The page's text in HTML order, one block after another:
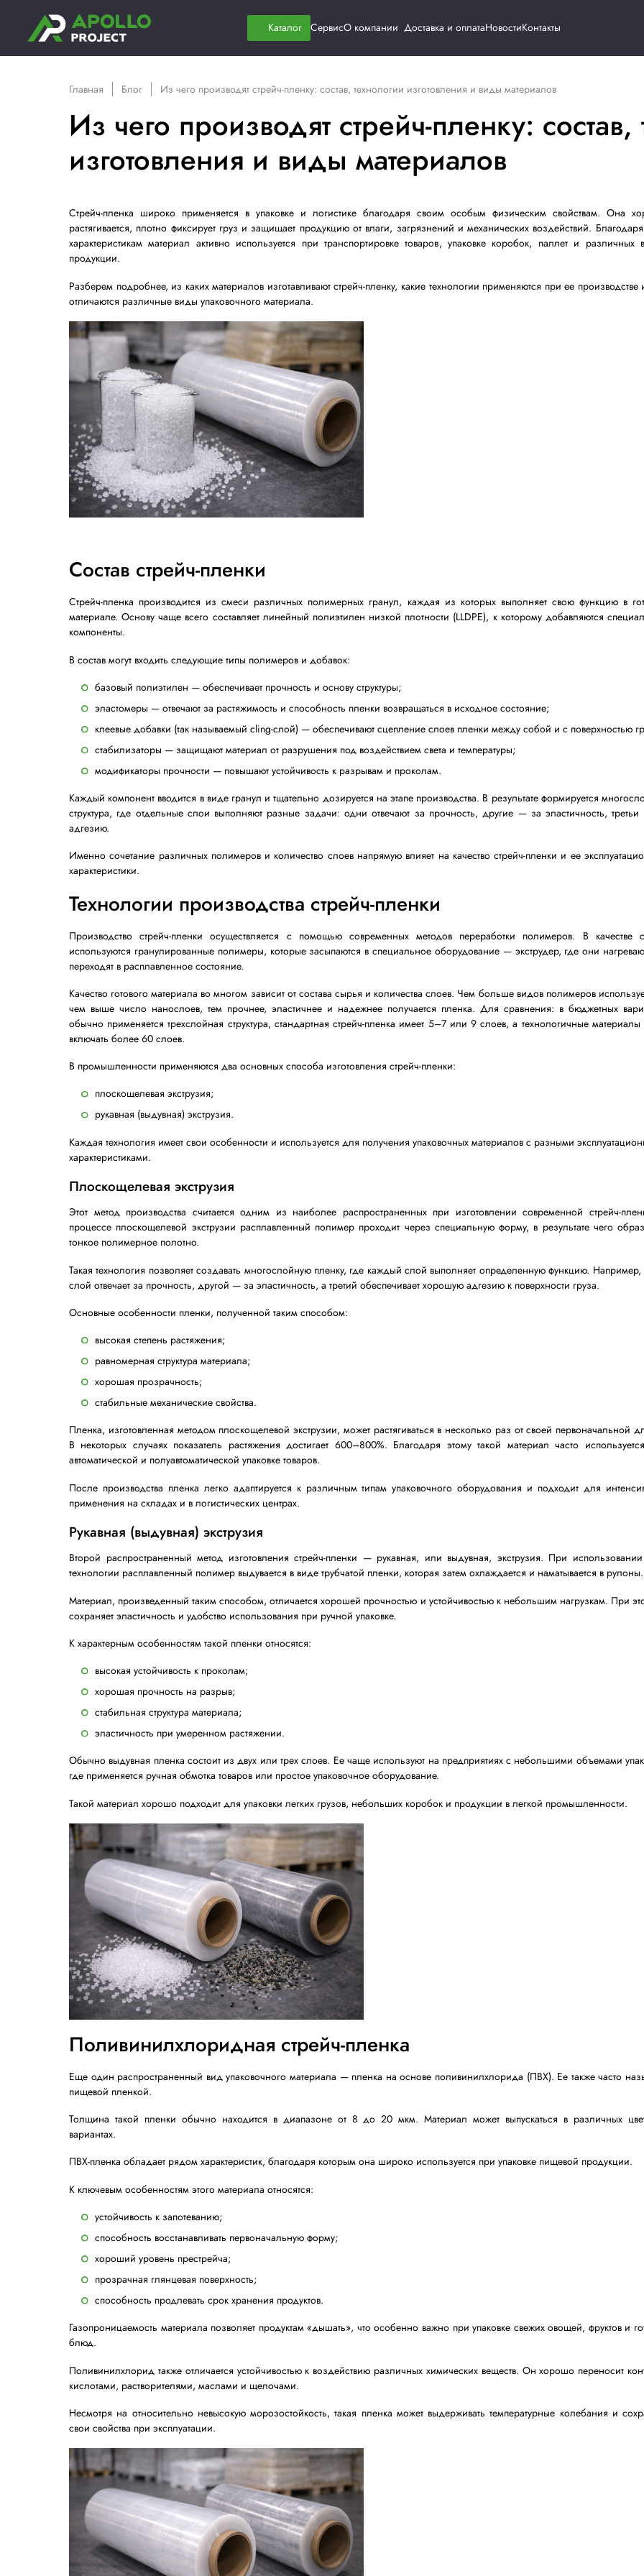
Каталог Сервис О компании
Главная Из чего производят стрейч-пленку: состав, технологии изготовления и виды
Из чего производят стрейч-
изготовления и виды материалов
Стрейч-пленка широко применяется в упаковке и логистике благодаря своим особым
растягивается, плотно фиксирует груз и защищает продукцию от влаги, загрязнений и
характеристикам материал активно используется при транспортировке товаров, упаковке
продукции.
Разберем подробнее, из каких материалов изготавливают стрейч-пленку, какие технологии
отличаются различные виды упаковочного материала.
Состав стрейч-пленки
Стрейч-пленка производится из смеси различных полимерных гранул, каждая из которых
материале. Основу чаще всего составляет линейный полиэтилен низкой плотности (LLDPE), к
компоненты.
В состав могут входить следующие типы полимеров и добавок:
базовый полиэтилен — обеспечивает прочность и основу структуры;
клеевые добавки (так называемый cling-слой) — обеспечивают сцепление слоев пленки
стабилизаторы — защищают материал от разрушения под воздействием света и
модификаторы прочности — повышают устойчивость к разрывам и проколам.
Каждый компонент вводится в виде гранул и тщательно дозируется на этапе производства. В
структура, где отдельные слои выполняют разные задачи: одни отвечают за прочность,
адгезию.
Именно сочетание различных полимеров и количество слоев напрямую влияет на качество
характеристики.
Технологии производства стрейч-пленки
используются гранулированные полимеры, которые засыпаются в специальное оборудование —
переходят в расплавленное состояние.
Качество готового материала во многом зависит от состава сырья и количества слоев. Чем
обычно применяется трехслойная структура, стандартная стрейч-пленка имеет 5–7 или 9 слоев,
В промышленности применяются два основных способа изготовления стрейч-пленки:
плоскощелевая экструзия;
рукавная (выдувная) экструзия.
Каждая технология имеет свои особенности и используется для получения упаковочных
характеристиками.
Плоскощелевая экструзия
процессе плоскощелевой экструзии расплавленный полимер проходит через специальную
тонкое полимерное полотно.
слой отвечает за прочность, другой — за эластичность, а третий обеспечивает хорошую адгезию к
Основные особенности пленки, полученной таким способом:
высокая степень растяжения;
равномерная структура материала;
хорошая прозрачность;
Пленка, изготовленная методом плоскощелевой экструзии, может растягиваться в несколько
В некоторых случаях показатель растяжения достигает 600–800%. Благодаря этому такой
автоматической и полуавтоматической упаковке товаров.
После производства пленка легко адаптируется к различным типам упаковочного
применения на складах и в логистических центрах.
Рукавная (выдувная) экструзия
Второй распространенный метод изготовления стрейч-пленки — рукавная, или выдувная,
технологии расплавленный полимер выдувается в виде трубчатой пленки, которая затем
Материал, произведенный таким способом, отличается хорошей прочностью и устойчивостью к
сохраняет эластичность и удобство использования при ручной упаковке.
К характерным особенностям такой пленки относятся:
высокая устойчивость к проколам;
хорошая прочность на разрыв;
эластичность при умеренном растяжении.
Обычно выдувная пленка состоит из двух или трех слоев. Ее чаще используют на предприятиях
где применяется ручная обмотка товаров или простое упаковочное оборудование.
Такой материал хорошо подходит для упаковки легких грузов, небольших коробок и продукции в
Поливинилхлоридная стрейч-пленка